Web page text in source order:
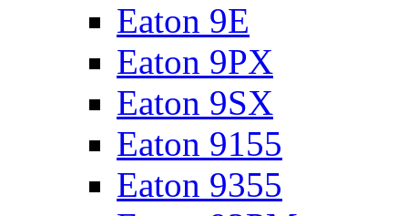
Eaton 9E
Eaton 9PX
Eaton 9SX
Eaton 9155
Eaton 9355